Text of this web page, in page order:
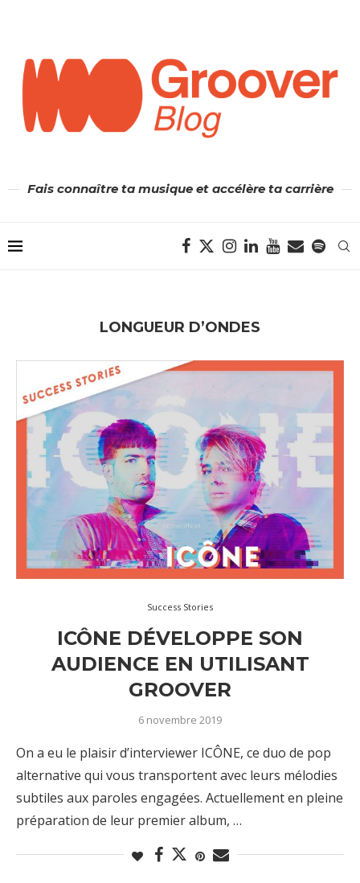
Fais connaître ta musique et accélère ta carrière
LONGUEUR D’ONDES
Success Stories
ICÔNE DÉVELOPPE SON
AUDIENCE EN UTILISANT
GROOVER
6 novembre 2019
On a eu le plaisir d’interviewer ICÔNE, ce duo de pop
alternative qui vous transportent avec leurs mélodies
subtiles aux paroles engagées. Actuellement en pleine
préparation de leur premier album, …